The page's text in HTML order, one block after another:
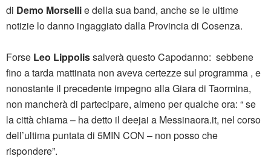
di Demo Morsellie della sua band, anche se le ultime
notizie lo danno ingaggiato dalla Provincia di Cosenza.
Forse Leo Lippolissalverà questo Capodanno: sebbene
fino a tarda mattinata non aveva certezze sul programma , e
nonostante il precedente impegno alla Giara di Taormina,
non mancherà di partecipare, almeno per qualche ora: “ se
la città chiama – ha detto il deejai a Messinaora.it, nel corso
dell’ultima puntata di 5MIN CON – non posso che
rispondere”.